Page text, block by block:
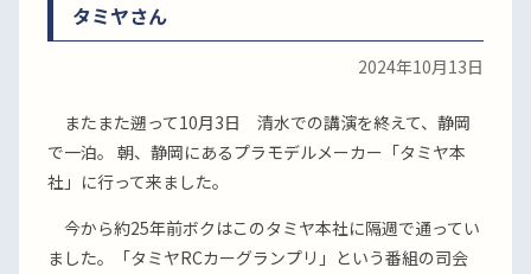
タミヤさん
2024年10月13日
またまた遡って10月3日 清水での講演を終えて、静岡
で一泊。 朝、静岡にあるプラモデルメーカー「タミヤ本
社」に行って来ました。
今から約25年前ボクはこのタミヤ本社に隔週で通ってい
ました。「タミヤRCカーグランプリ」という番組の司会